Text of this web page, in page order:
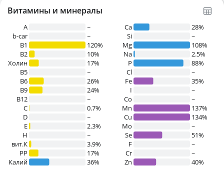
Витамины и минералы
A
~
b-car
~
В1
120%
B2
10%
Холин
17%
B5
~
B6
26%
B9
24%
B12
~
C
0.7%
D
~
E
2.3%
H
~
вит.К
3.9%
PP
17%
Калий
36%
Ca
28%
Si
~
Mg
108%
Na
2.5%
P
88%
Cl
~
Fe
35%
I
~
Co
~
Mn
137%
Cu
134%
Mo
~
Se
51%
F
~
Cr
~
Zn
40%